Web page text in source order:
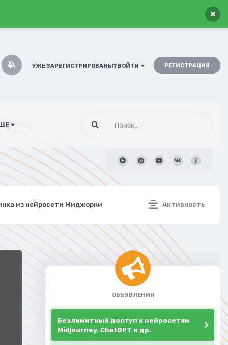
×
УЖЕ ЗАРЕГИСТРИРОВАНЫ? ВОЙТИ РЕГИСТРАЦИЯ
Активность
из нейросети Миджорни
ОБЪЯВЛЕНИЯ
Безлимитный доступ к нейросетям
Midjourney, ChatGPT и др.